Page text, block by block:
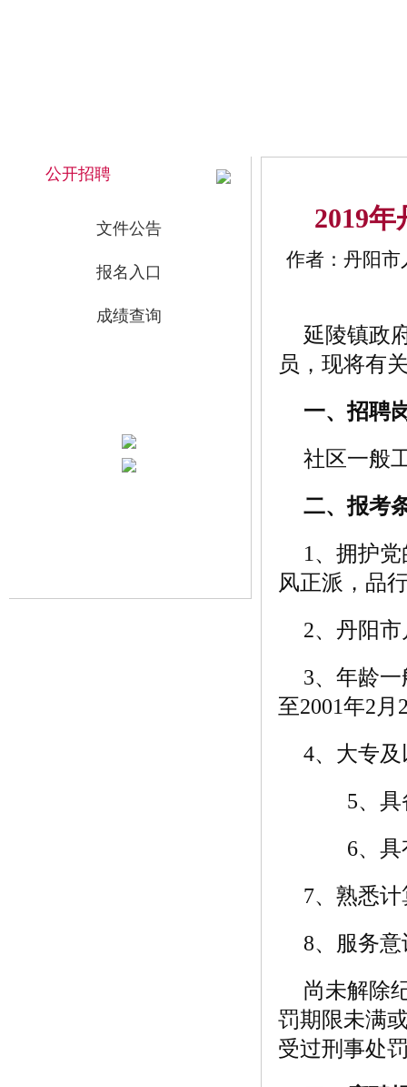
公开招聘
文件公告
报名入口
成绩查询
2019
作者：丹阳市
延陵镇政
员，现将有
一、招聘
社区一般
二、报考
1、拥护
风正派，品
2、丹阳
3、年龄
至2001年2
4、大专
5、具备
6、具有
7、熟悉
8、服务
尚未解除
罚期限未满
受过刑事处